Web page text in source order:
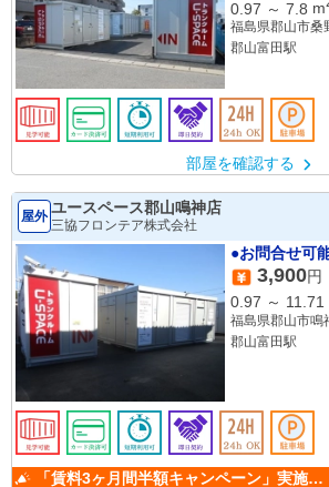
0.97 ～ 7.8 m
福島県郡山市桑
郡山富田駅
部屋を確認する
屋外 ユースペース郡山鳴神店
三協フロンテア株式会社
●お問合せ可
3,900円
0.97 ～ 11.71
福島県郡山市鳴
郡山富田駅